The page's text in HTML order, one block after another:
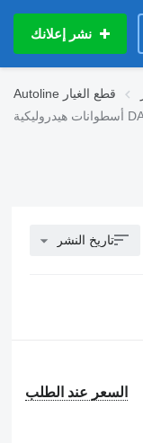
نشر إعلانك
Autoline قطع الغيار
تاريخ النشر
السعر عند الطلب